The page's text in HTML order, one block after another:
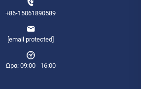
+86-15061890589
[email protected]
Ώρα: 09:00 - 16:00